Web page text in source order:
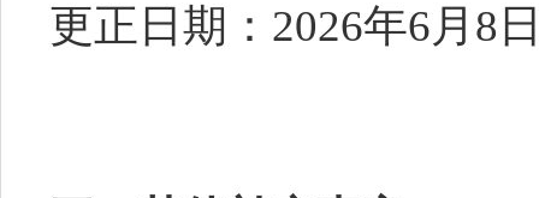
更正日期： 2026年6月8